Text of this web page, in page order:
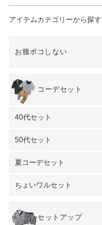
アイテムカテゴリーから探す
お腹ポコしない
コーデセット
40代セット
50代セット
夏コーデセット
ちょいワルセット
セットアップ